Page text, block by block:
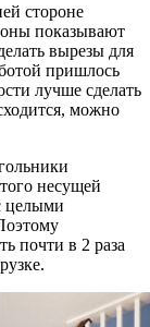
стороне
показывают
вырезы для
пришлось
лучше сделать
можно
несущей
целыми
почти в 2 раза